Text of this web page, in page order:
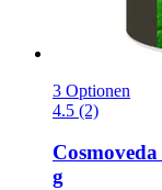
3 Optionen
4.5 (2)
Cosmoveda
g